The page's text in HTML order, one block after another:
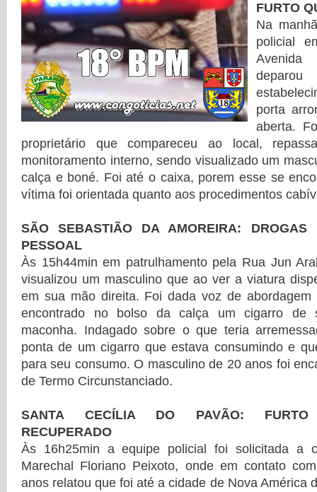
FURTO
Na
policial
porta
aberta.
proprietário que compareceu ao local,
monitoramento interno, sendo visualizado um
calça e boné. Foi até o caixa, porem esse se
vítima foi orientada quanto aos procedimentos
SÃO SEBASTIÃO DA AMOREIRA: DROGAS
PESSOAL
Às 15h44min em patrulhamento pela Rua Jun
visualizou um masculino que ao ver a viatura
em sua mão direita. Foi dada voz de
encontrado no bolso da calça um cigarro de
maconha. Indagado sobre o que teria
ponta de um cigarro que estava consumindo e
para seu consumo. O masculino de 20 anos foi
de Termo Circunstanciado.
SANTA CECÍLIA DO PAVÃO: FURTO
RECUPERADO
Às 16h25min a equipe policial foi solicitada a
Marechal Floriano Peixoto, onde em contato
anos relatou que foi até a cidade de Nova América